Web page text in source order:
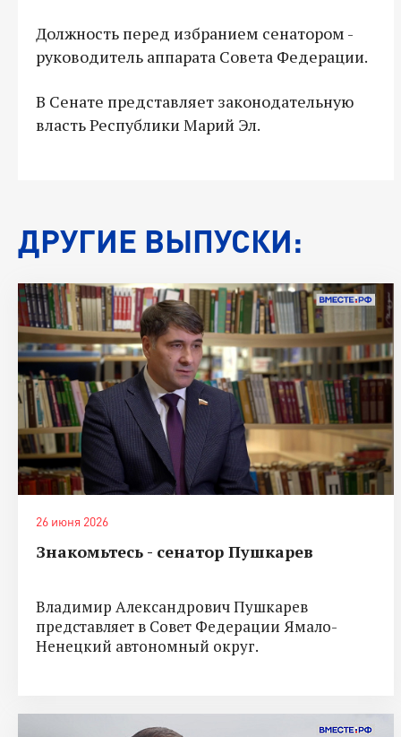
Должность перед избранием сенатором -
руководитель аппарата Совета Федерации.
В Сенате представляет законодательную
власть Республики Марий Эл.
ДРУГИЕ ВЫПУСКИ:
26 июня 2026
Знакомьтесь - сенатор Пушкарев
Владимир Александрович Пушкарев
представляет в Совет Федерации Ямало-
Ненецкий автономный округ.